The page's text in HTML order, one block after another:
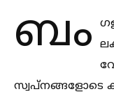
ബം
സ്വപ്നങ്ങളോടെ